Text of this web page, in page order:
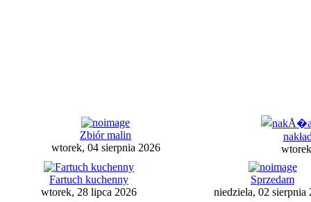
Zbiór malin
wtorek, 04 sierpnia 2026
Fartuch kuchenny
wtorek, 28 lipca 2026
Sprzedam
niedziela, 02 sierpnia